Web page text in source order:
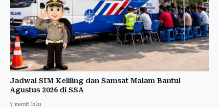
Jadwal SIM Keliling dan Samsat Malam Bantul
Agustus 2026 di SSA
7 menit lalu